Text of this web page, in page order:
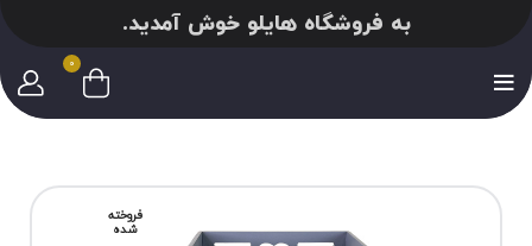
به فروشگاه هایلو خوش آمدید.
0
فروخته
شده